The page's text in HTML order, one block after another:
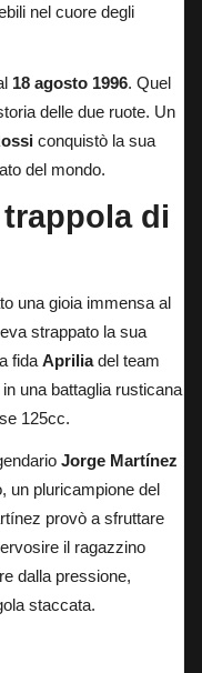
nel cuore degli
18 agosto 1996. Quel
delle due ruote. Un
conquistò la sua
del mondo.
di
una gioia immensa al
strappato la sua
fida Apriliadel team
una battaglia rusticana
125cc.
Jorge Martínez
un pluricampione del
provò a sfruttare
il ragazzino
dalla pressione,
staccata.